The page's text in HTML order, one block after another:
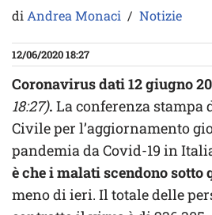
diAndrea Monaci Notizie
12/06/2020 18:27
Coronavirus dati 12 giugno
18:27). La conferenza stampa
Civile per l’aggiornamento
pandemia da Covid-19 in
è che i malati scendono sotto
meno di ieri. Il totale delle